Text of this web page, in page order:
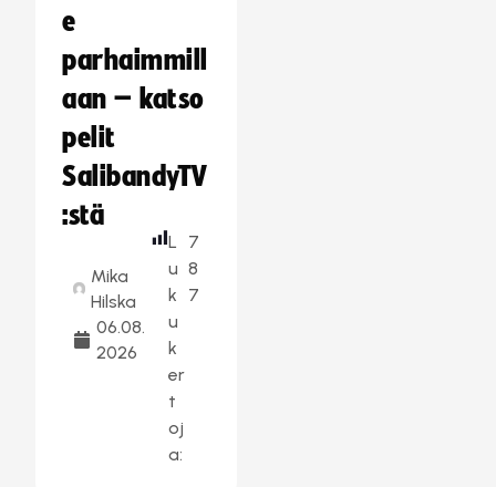
e
parhaimmill
aan – katso
pelit
SalibandyTV
:stä
Mika
Hilska
06.08.
2026
L
u
k
u
k
er
t
oj
a:
7
8
7